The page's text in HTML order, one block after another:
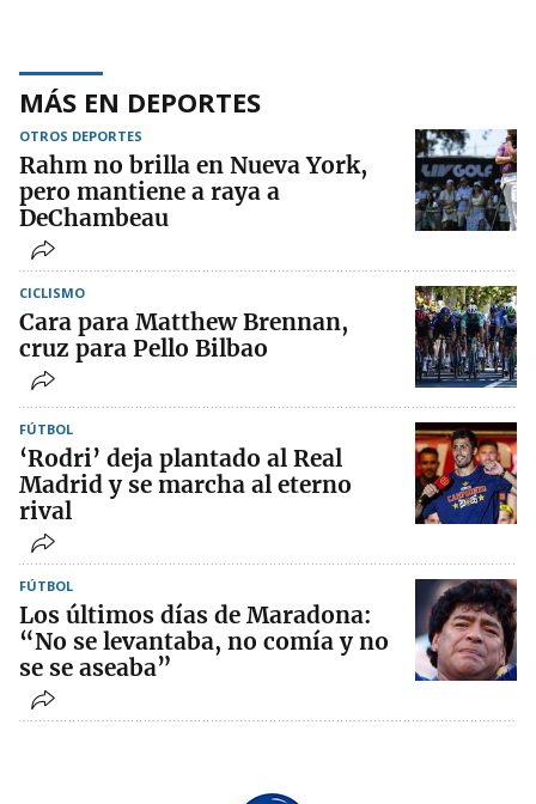
MÁS EN DEPORTES
OTROS DEPORTES
Rahm no brilla en Nueva York,
pero mantiene a raya a
DeChambeau
CICLISMO
Cara para Matthew Brennan,
cruz para Pello Bilbao
FÚTBOL
‘Rodri’ deja plantado al Real
Madrid y se marcha al eterno
rival
FÚTBOL
Los últimos días de Maradona:
“No se levantaba, no comía y no
se se aseaba”